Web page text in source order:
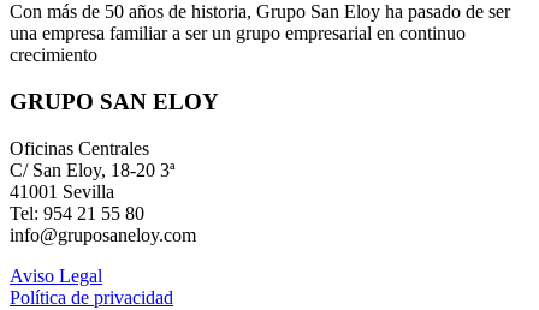
Con más de 50 años de historia, Grupo San Eloy ha pasado de ser
una empresa familiar a ser un grupo empresarial en continuo
crecimiento
GRUPO SAN ELOY
Oficinas Centrales
C/ San Eloy, 18-20 3ª
41001 Sevilla
Tel: 954 21 55 80
info@gruposaneloy.com
Aviso Legal
Política de privacidad